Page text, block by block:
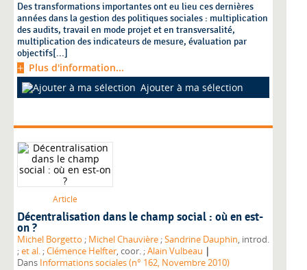
Des transformations importantes ont eu lieu ces dernières
années dans la gestion des politiques sociales : multiplication
des audits, travail en mode projet et en transversalité,
multiplication des indicateurs de mesure, évaluation par
objectifs[...]
Plus d'information...
Ajouter à ma sélection
Article
Décentralisation dans le champ social : où en est-
on ?
Michel Borgetto ; Michel Chauvière;Sandrine Dauphin, introd.
;et al.;Clémence Helfter , coor. ;Alain Vulbeau |
Dans Informations sociales (n° 162, Novembre 2010)